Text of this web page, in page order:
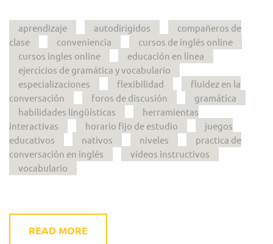
aprendizaje autodirigidos
compañeros de
clase
conveniencia
cursos de inglés online
cursos ingles online
educación en línea
ejercicios de gramática y vocabulario
especializaciones
flexibilidad
fluidez en la
conversación
foros de discusión
gramática
habilidades lingüísticas
herramientas
interactivas
horario fijo de estudio
juegos
educativos
nativos niveles
practica de
conversación en inglés
videos instructivos
vocabulario
READ MORE